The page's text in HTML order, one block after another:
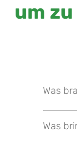
um
Was
Was